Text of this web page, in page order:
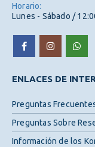
Horario:
Lunes - Sábado /
ENLACES DE
Preguntas
Preguntas Sobre
Información de los